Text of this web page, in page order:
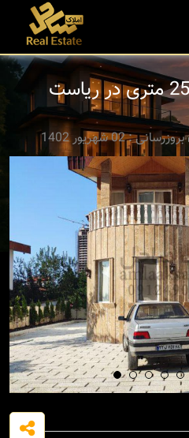
خرید ویلا در شمال 250 متری در ریاست
بروزرسانی : 02 شهریور 1402